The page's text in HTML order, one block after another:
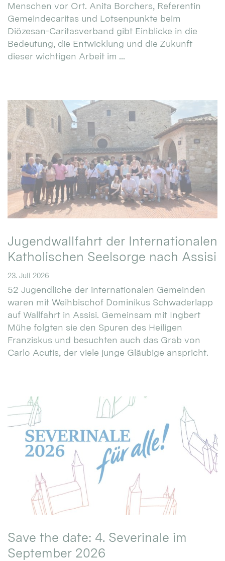
Menschen vor Ort. Anita Borchers, Referentin
Gemeindecaritas und Lotsenpunkte beim
Diözesan-Caritasverband gibt Einblicke in die
Bedeutung, die Entwicklung und die Zukunft
dieser wichtigen Arbeit im ...
Jugendwallfahrt der Internationalen
Katholischen Seelsorge nach Assisi
23. Juli 2026
52 Jugendliche der internationalen Gemeinden
waren mit Weihbischof Dominikus Schwaderlapp
auf Wallfahrt in Assisi. Gemeinsam mit Ingbert
Mühe folgten sie den Spuren des Heiligen
Franziskus und besuchten auch das Grab von
Carlo Acutis, der viele junge Gläubige anspricht.
Save the date: 4. Severinale im
September 2026